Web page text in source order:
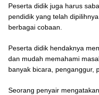
Peserta didik juga harus
pendidik yang telah
berbagai cobaan.
Peserta didik hendaknya
dan mudah memahami
banyak bicara, penganggur,
Seorang penyair